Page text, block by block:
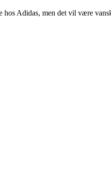
hos Adidas, men det vil være